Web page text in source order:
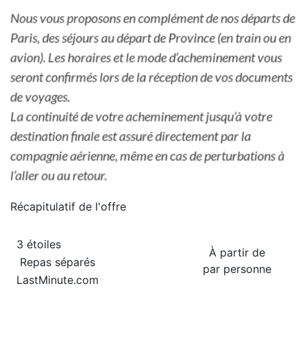
Récapitulatif de l'offre
À partir de
par personne
3 étoiles
Repas séparés
LastMinute.com